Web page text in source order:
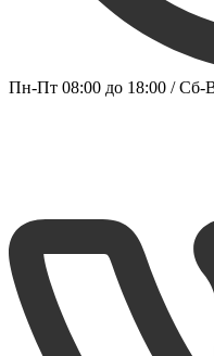
Пн-Пт 08:00 до 18:00 / Сб-